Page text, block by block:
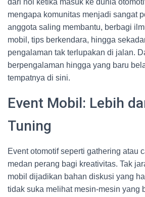
dari nol ketika masuk ke dunia
mengapa komunitas menjadi sangat
anggota saling membantu, berbagi
mobil, tips berkendara, hingga
pengalaman tak terlupakan di jalan.
berpengalaman hingga yang baru
tempatnya di sini.
Event Mobil: Lebih
Tuning
Event otomotif seperti gathering atau
medan perang bagi kreativitas. Tak
mobil dijadikan bahan diskusi yang
tidak suka melihat mesin-mesin yang